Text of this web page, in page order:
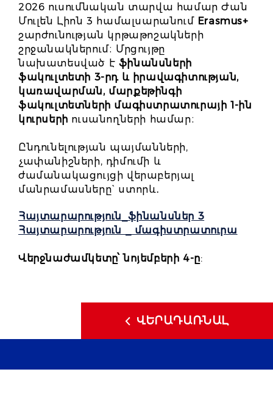
2026 ուսումնական տարվա համար Ժան
Մուլեն Լիոն 3 համալսարանում Erasmus+
շարժունության կրթաթոշակների
շրջանակներում։ Մրցույթը
նախատեսված է ֆինանսների
ֆակուլտետի 3-րդ և իրավագիտության,
կառավարման, մարքեթինգի
ֆակուլտետների մագիստրատուրայի 1-ին
կուրսերի ուսանողների համար։
Ընդունելության պայմանների,
չափանիշների, դիմումի և
ժամանակացույցի վերաբերյալ
մանրամասները` ստորև․
Հայտարարություն_ֆինանսներ 3
Հայտարարություն _ մագիստրատուրա
Վերջնաժամկետը՝ նոյեմբերի 4-ը:
ՎԵՐԱԴԱՌՆԱԼ